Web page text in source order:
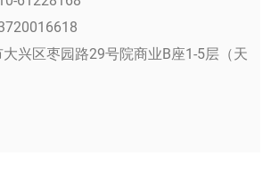
兴区枣园路29号院商业B座1-5层（天